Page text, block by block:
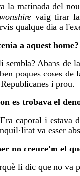
la matinada del
vaig tirar la
qualque dia a
a aquest home?
sembla? Abans de
poques coses
i prou.
es trobava el
caporal i estava
va esser
no creure'm el
li dic que no va